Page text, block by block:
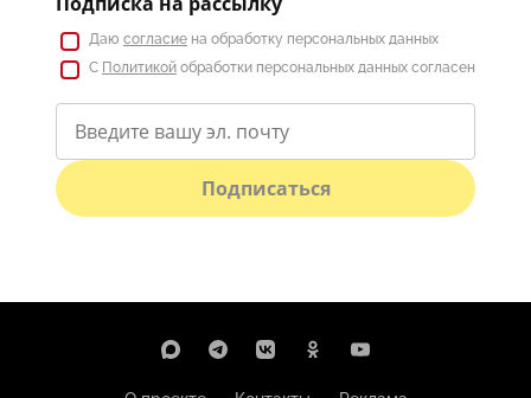
Даю согласие на обработку персональных данных
С Политикой обработки персональных данных согласен
Подписаться